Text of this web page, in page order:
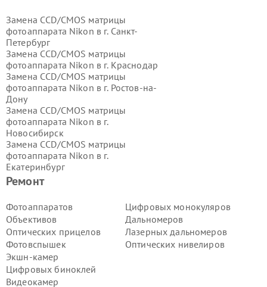
Ремонт
Фотоаппаратов
Объективов
Оптических прицелов
Фотовспышек
Экшн-камер
Цифровых биноклей
Видеокамер
Цифровых монокуляров
Дальномеров
Лазерных дальномеров
Оптических нивелиров
Замена CCD/CMOS матрицы
фотоаппарата Nikon в г. Санкт-
Петербург
Замена CCD/CMOS матрицы
фотоаппарата Nikon в г. Краснодар
Замена CCD/CMOS матрицы
фотоаппарата Nikon в г. Ростов-на-
Дону
Замена CCD/CMOS матрицы
фотоаппарата Nikon в г.
Новосибирск
Замена CCD/CMOS матрицы
фотоаппарата Nikon в г.
Екатеринбург
Замена CCD/CMOS матрицы
Замена CCD/CMOS матрицы
фотоаппарата Nikon в г.
Воронеж
Замена CCD/CMOS матрицы
фотоаппарата Nikon в г.
Волгоград
Замена CCD/CMOS матрицы
фотоаппарата Nikon в г.
Замена CCD/CMOS матрицы
фотоаппарата Nikon в г.